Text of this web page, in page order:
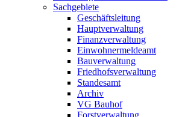
Sachgebiete
Geschäftsleitung
Hauptverwaltung
Finanzverwaltung
Einwohnermeldeamt
Bauverwaltung
Friedhofsverwaltung
Standesamt
Archiv
VG Bauhof
Forstverwaltung